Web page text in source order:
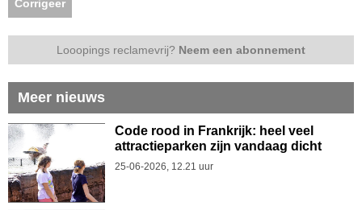
Corrigeer
Looopings reclamevrij? Neem een abonnement
Meer nieuws
Code rood in Frankrijk: heel veel
attractieparken zijn vandaag dicht
25-06-2026, 12.21 uur